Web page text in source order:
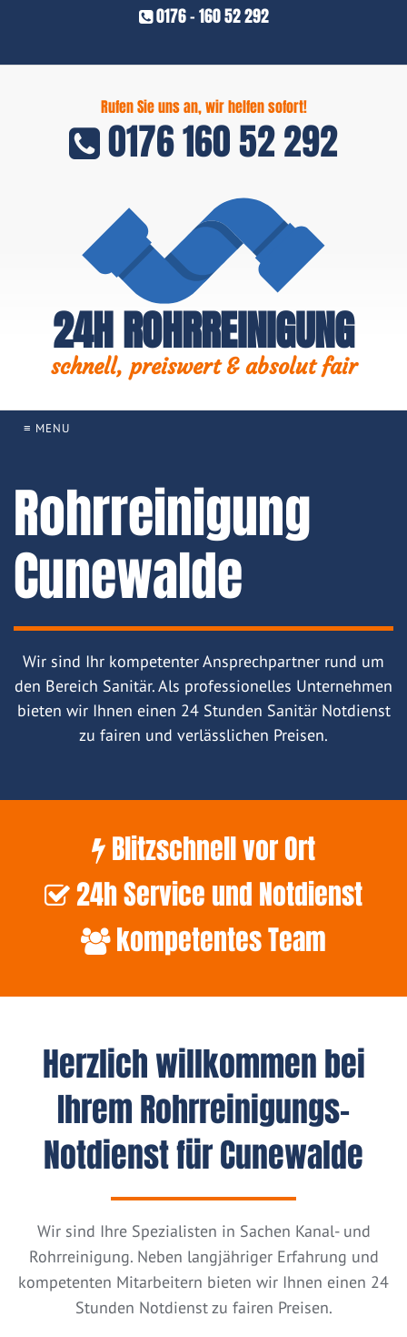
0176 - 160 52 292
Rufen Sie uns an, wir helfen sofort!
0176 160 52 292
24H ROHRREINIGUNG
schnell, preiswert & absolut fair
≡ MENU
Rohrreinigung
Cunewalde
Wir sind Ihr kompetenter Ansprechpartner rund um
den Bereich Sanitär. Als professionelles Unternehmen
bieten wir Ihnen einen 24 Stunden Sanitär Notdienst
zu fairen und verlässlichen Preisen.
Blitzschnell vor Ort
24h Service und Notdienst
kompetentes Team
Herzlich willkommen bei
Ihrem Rohrreinigungs-
Notdienst für Cunewalde
Wir sind Ihre Spezialisten in Sachen Kanal- und
Rohrreinigung. Neben langjähriger Erfahrung und
kompetenten Mitarbeitern bieten wir Ihnen einen 24
Stunden Notdienst zu fairen Preisen.